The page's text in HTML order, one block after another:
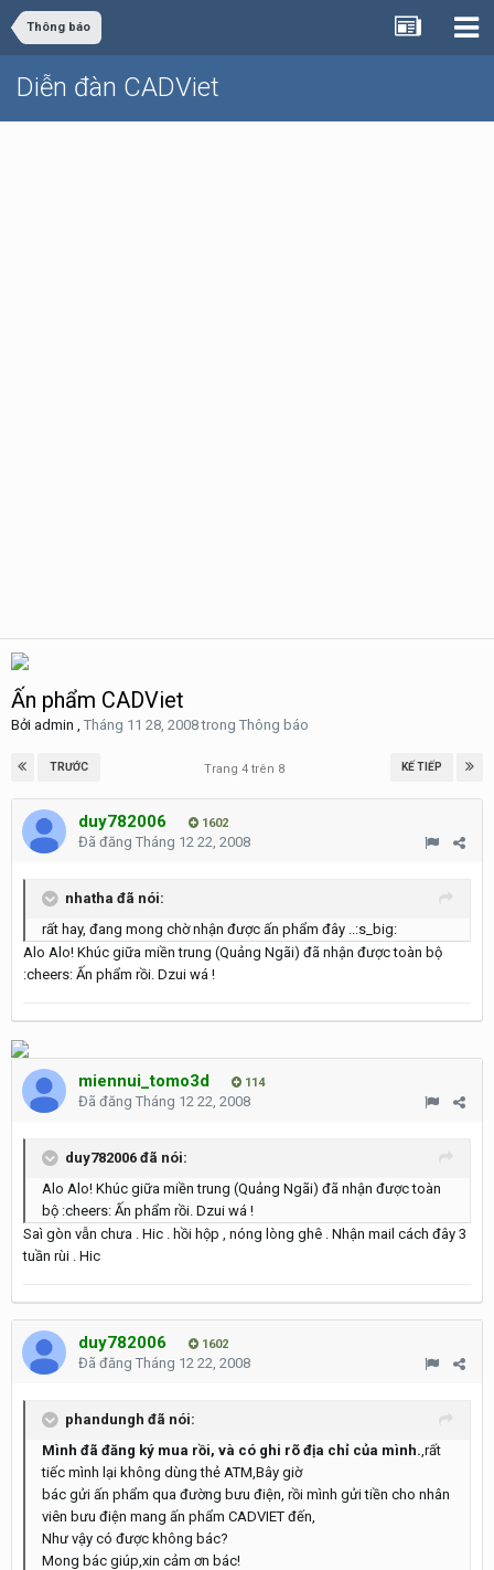
Thông báo
Diễn đàn CADViet
Ấn phẩm CADViet
Bởi admin , Tháng 11 28, 2008trong Thông báo
TRƯỚC KẾ TIẾP
Trang 4 trên 8
duy782006 1602
Đã đăng Tháng 12 22, 2008
nhatha đã nói:
rất hay, đang mong chờ nhận được ấn phẩm đây ..:s_big:
Alo Alo! Khúc giữa miền trung (Quảng Ngãi) đã nhận được toàn bộ
:cheers: Ấn phẩm rồi. Dzui wá !
miennui_tomo3d 114
Đã đăng Tháng 12 22, 2008
duy782006 đã nói:
Alo Alo! Khúc giữa miền trung (Quảng Ngãi) đã nhận được toàn
bộ :cheers: Ấn phẩm rồi. Dzui wá !
Saì gòn vẫn chưa . Hic . hồi hộp , nóng lòng ghê . Nhận mail cách đây 3
tuần rùi . Hic
duy782006 1602
Đã đăng Tháng 12 22, 2008
phandungh đã nói:
Mình đã đăng ký mua rồi, và có ghi rõ địa chỉ của mình.,rất
tiếc mình lại không dùng thẻ ATM,Bây giờ
bác gửi ấn phẩm qua đường bưu điện, rồi mình gửi tiền cho nhân
viên bưu điện mang ấn phẩm CADVIET đến,
Như vậy có được không bác?
Mong bác giúp,xin cảm ơn bác!